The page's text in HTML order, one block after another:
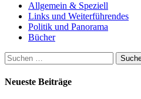
Allgemein & Speziell
Links und Weiterführendes
Politik und Panorama
Bücher
Suchen
nach:
Neueste Beiträge